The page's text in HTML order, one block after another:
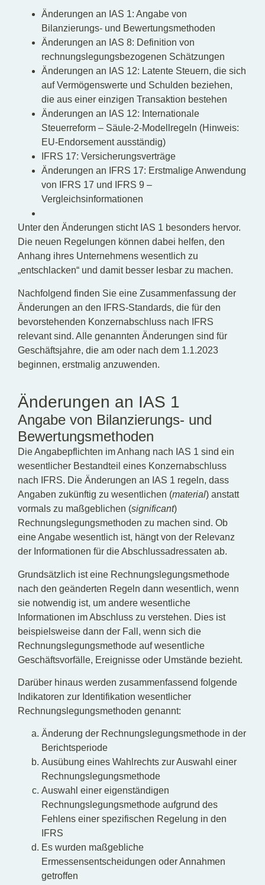
Änderungen an IAS 1: Angabe von
Bilanzierungs- und Bewertungsmethoden
Änderungen an IAS 8: Definition von
rechnungslegungsbezogenen Schätzungen
Änderungen an IAS 12: Latente Steuern, die sich
auf Vermögenswerte und Schulden beziehen,
die aus einer einzigen Transaktion bestehen
Änderungen an IAS 12: Internationale
Steuerreform – Säule-2-Modellregeln (Hinweis:
EU-Endorsement ausständig)
IFRS 17: Versicherungsverträge
Änderungen an IFRS 17: Erstmalige Anwendung
von IFRS 17 und IFRS 9 –
Vergleichsinformationen
Unter den Änderungen sticht IAS 1 besonders hervor.
Die neuen Regelungen können dabei helfen, den
Anhang ihres Unternehmens wesentlich zu
„entschlacken“ und damit besser lesbar zu machen.
Nachfolgend finden Sie eine Zusammenfassung der
Änderungen an den IFRS-Standards, die für den
bevorstehenden Konzernabschluss nach IFRS
relevant sind. Alle genannten Änderungen sind für
Geschäftsjahre, die am oder nach dem 1.1.2023
beginnen, erstmalig anzuwenden.
Änderungen an IAS 1
Angabe von Bilanzierungs- und
Bewertungsmethoden
Die Angabepflichten im Anhang nach IAS 1 sind ein
wesentlicher Bestandteil eines Konzernabschluss
nach IFRS. Die Änderungen an IAS 1 regeln, dass
Angaben zukünftig zu wesentlichen (material) anstatt
vormals zu maßgeblichen (significant)
Rechnungslegungsmethoden zu machen sind. Ob
eine Angabe wesentlich ist, hängt von der Relevanz
der Informationen für die Abschlussadressaten ab.
Grundsätzlich ist eine Rechnungslegungsmethode
nach den geänderten Regeln dann wesentlich, wenn
sie notwendig ist, um andere wesentliche
Informationen im Abschluss zu verstehen. Dies ist
beispielsweise dann der Fall, wenn sich die
Rechnungslegungsmethode auf wesentliche
Geschäftsvorfälle, Ereignisse oder Umstände bezieht.
Darüber hinaus werden zusammenfassend folgende
Indikatoren zur Identifikation wesentlicher
Rechnungslegungsmethoden genannt:
Änderung der Rechnungslegungsmethode in der
Berichtsperiode
Ausübung eines Wahlrechts zur Auswahl einer
Rechnungslegungsmethode
Auswahl einer eigenständigen
Rechnungslegungsmethode aufgrund des
Fehlens einer spezifischen Regelung in den
IFRS
Es wurden maßgebliche
Ermessensentscheidungen oder Annahmen
getroffen